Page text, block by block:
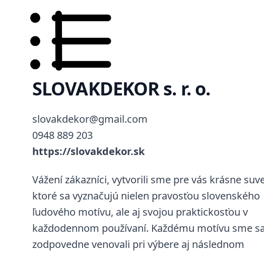
SLOVAKDEKOR s. r. o.
slovakdekor@gmail.com
0948 889 203
https://slovakdekor.sk
Vážení zákazníci, vytvorili sme pre vás krásne
ktoré sa vyznačujú nielen pravosťou slovenského
ľudového motívu, ale aj svojou praktickosťou v
každodennom používaní. Každému motívu sme
zodpovedne venovali pri výbere aj následnom